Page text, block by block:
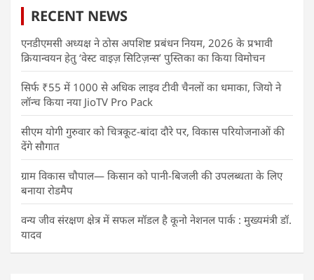
RECENT NEWS
एनडीएमसी अध्यक्ष ने ठोस अपशिष्ट प्रबंधन नियम, 2026 के प्रभावी
क्रियान्वयन हेतु ‘वेस्ट वाइज़ सिटिज़न्स’ पुस्तिका का किया विमोचन
सिर्फ ₹55 में 1000 से अधिक लाइव टीवी चैनलों का धमाका, जियो ने
लॉन्च किया नया JioTV Pro Pack
सीएम योगी गुरुवार को चित्रकूट-बांदा दौरे पर, विकास परियोजनाओं की
देंगे सौगात
ग्राम विकास चौपाल— किसान को पानी-बिजली की उपलब्धता के लिए
बनाया रोडमैप
वन्य जीव संरक्षण क्षेत्र में सफल मॉडल है कूनो नेशनल पार्क : मुख्यमंत्री डॉ.
यादव